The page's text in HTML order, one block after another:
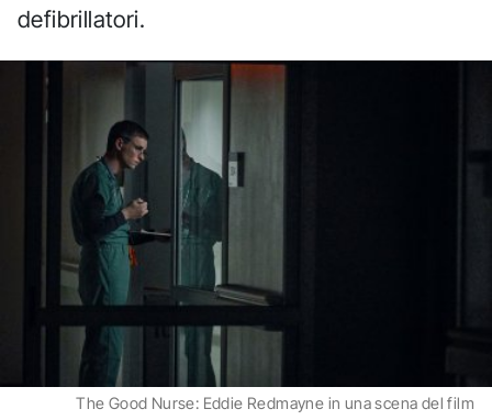
defibrillatori.
The Good Nurse: Eddie Redmayne in una scena del film